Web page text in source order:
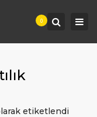
Search
0
etiketlendi